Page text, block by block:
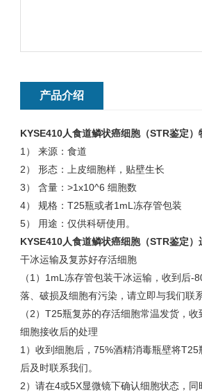
产品介绍
KYSE410人食道鳞状癌细胞（STR鉴定）
1） 来源：食道
2） 形态：上皮细胞样，贴壁生长
3） 含量：>1x10^6 细胞数
4） 规格：T25瓶或者1mL冻存管包装
5） 用途：仅供科研使用。
KYSE410人食道鳞状癌细胞（STR鉴定）
干冰运输及复苏好存活细胞
（1）1mL冻存管包装干冰运输，收到后
落、破损及细胞有污染，请立即与我们联系
（2）T25瓶复苏的存活细胞常温发货，
细胞接收后的处理
1）收到细胞后，75%酒精消毒瓶壁将
后及时联系我们。
2）请在4或5X显微镜下确认细胞状态，